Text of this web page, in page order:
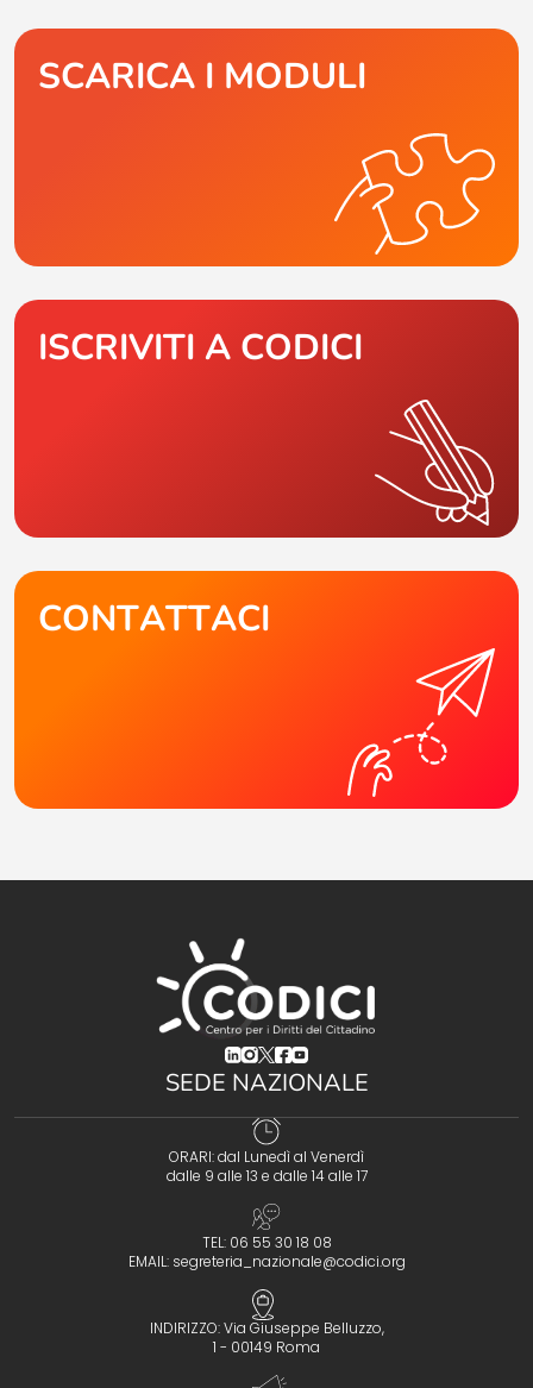
SCARICA I MODULI
ISCRIVITI A CODICI
CONTATTACI
(opens in a new tab)
(opens in a new tab)
(opens in a new tab)
(opens in a new tab)
(opens in a new tab)
SEDE NAZIONALE
ORARI: dal Lunedì al Venerdì
dalle 9 alle 13 e dalle 14 alle 17
TEL: 06 55 30 18 08
EMAIL: segreteria_nazionale@codici.org
INDIRIZZO: Via Giuseppe Belluzzo,
1 - 00149 Roma